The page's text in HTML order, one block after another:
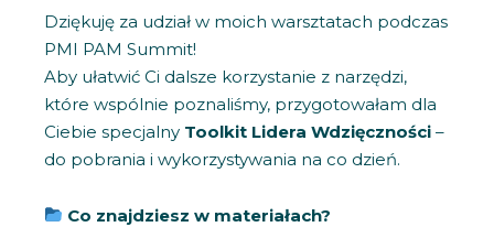
Dziękuję za udział w moich warsztatach podczas
PMI PAM Summit!
Aby ułatwić Ci dalsze korzystanie z narzędzi,
które wspólnie poznaliśmy, przygotowałam dla
Ciebie specjalny Toolkit Lidera Wdzięczności –
do pobrania i wykorzystywania na co dzień.
Co znajdziesz w materiałach?